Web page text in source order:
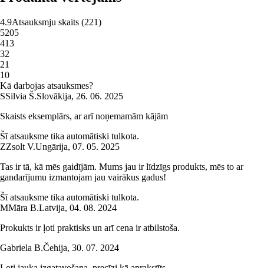
4.9Atsauksmju skaits (221)
5205
413
32
21
10
Kā darbojas atsauksmes?
SSilvia Š.Slovākija, 26. 06. 2025
Skaists eksemplārs, ar arī noņemamām kājām
Šī atsauksme tika automātiski tulkota.
ZZsolt V.Ungārija, 07. 05. 2025
Tas ir tā, kā mēs gaidījām. Mums jau ir līdzīgs produkts, mēs to ar
gandarījumu izmantojam jau vairākus gadus!
Šī atsauksme tika automātiski tulkota.
MMāra B.Latvija, 04. 08. 2024
Prokukts ir ļoti praktisks un arī cena ir atbilstoša.
Gabriela B.Čehija, 30. 07. 2024